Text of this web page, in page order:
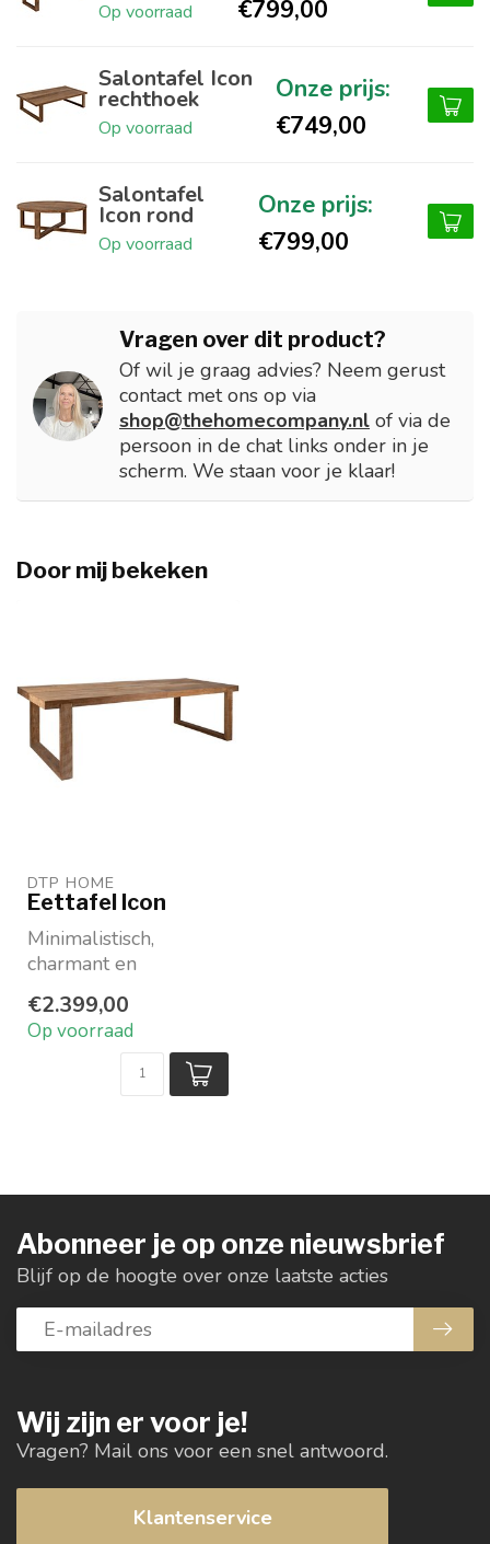
Op voorraad €799,00
Salontafel Icon
rechthoek
Op voorraad €749,00
Salontafel
Icon rond
Op voorraad €799,00
Vragen over dit product?
Of wil je graag advies? Neem gerust
contact met ons op via
shop@thehomecompany.nl of via de
persoon in de chat links onder in je
scherm. We staan voor je klaar!
Door mij bekeken
DTP HOME
Eettafel Icon
Minimalistisch,
charmant en
Van gerecycled
teakhout
Strakke lijnen
€2.399,00
Op voorraad
Wij zijn er voor je!
Vragen? Mail ons voor een snel antwoord.
Klantenservice
Abonneer je op onze nieuwsbrief
Blijf op de hoogte over onze laatste acties